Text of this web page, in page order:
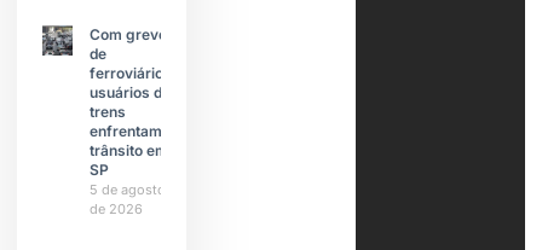
Com greve
de
ferroviários,
usuários de
trens
enfrentam
trânsito em
SP
5 de agosto
de 2026